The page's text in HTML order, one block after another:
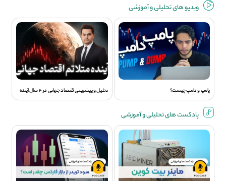
ویديو های تحلیلی و آموزشی
پامپ و دامپ چیست؟ تحلیل و پیشبینی اقتصاد جهانی در 4 سال آینده
پادکست های تحلیلی و آموزشی